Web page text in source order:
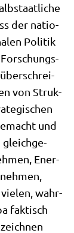
der natio­
Poli­tik
von Struk­
und
gleich­ge­
Ener­
vie­len, wahr­
fak­tisch